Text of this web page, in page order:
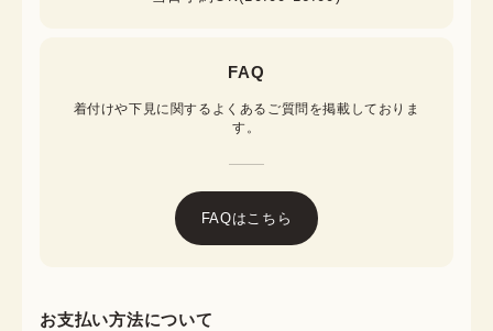
FAQ
着付けや下見に関するよくあるご質問を掲載しておりま
す。
FAQはこちら
お支払い方法について